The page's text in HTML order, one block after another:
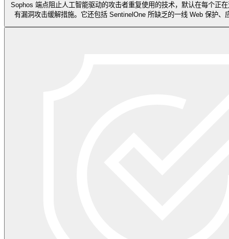
Sophos 端点阻止人工智能驱动的攻击者重复使用的技术，默认在每个正
有漏洞攻击缓解措施。它还包括 SentinelOne 所缺乏的一线 Web 保护、